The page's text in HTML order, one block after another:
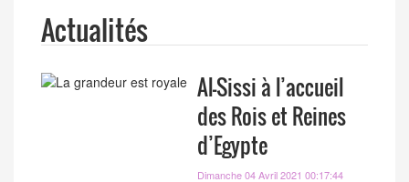
Actualités
Al-Sissi à l’accueil
des Rois et Reines
d’Egypte
Dimanche 04 Avril 2021 00:17:44